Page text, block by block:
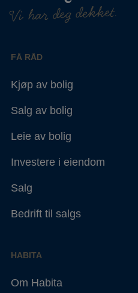
Vi har deg dekket.
FÅ RÅD
Kjøp av bolig
Salg av bolig
Leie av bolig
Investere i eiendom
Salg
Bedrift til salgs
HABITA
Om Habita